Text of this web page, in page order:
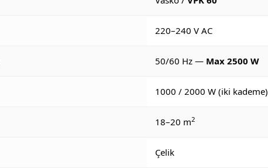
220–240 V AC
50/60 Hz — Max 2500 W
1000 / 2000 W (iki kademe)
18–20 m2
Çelik